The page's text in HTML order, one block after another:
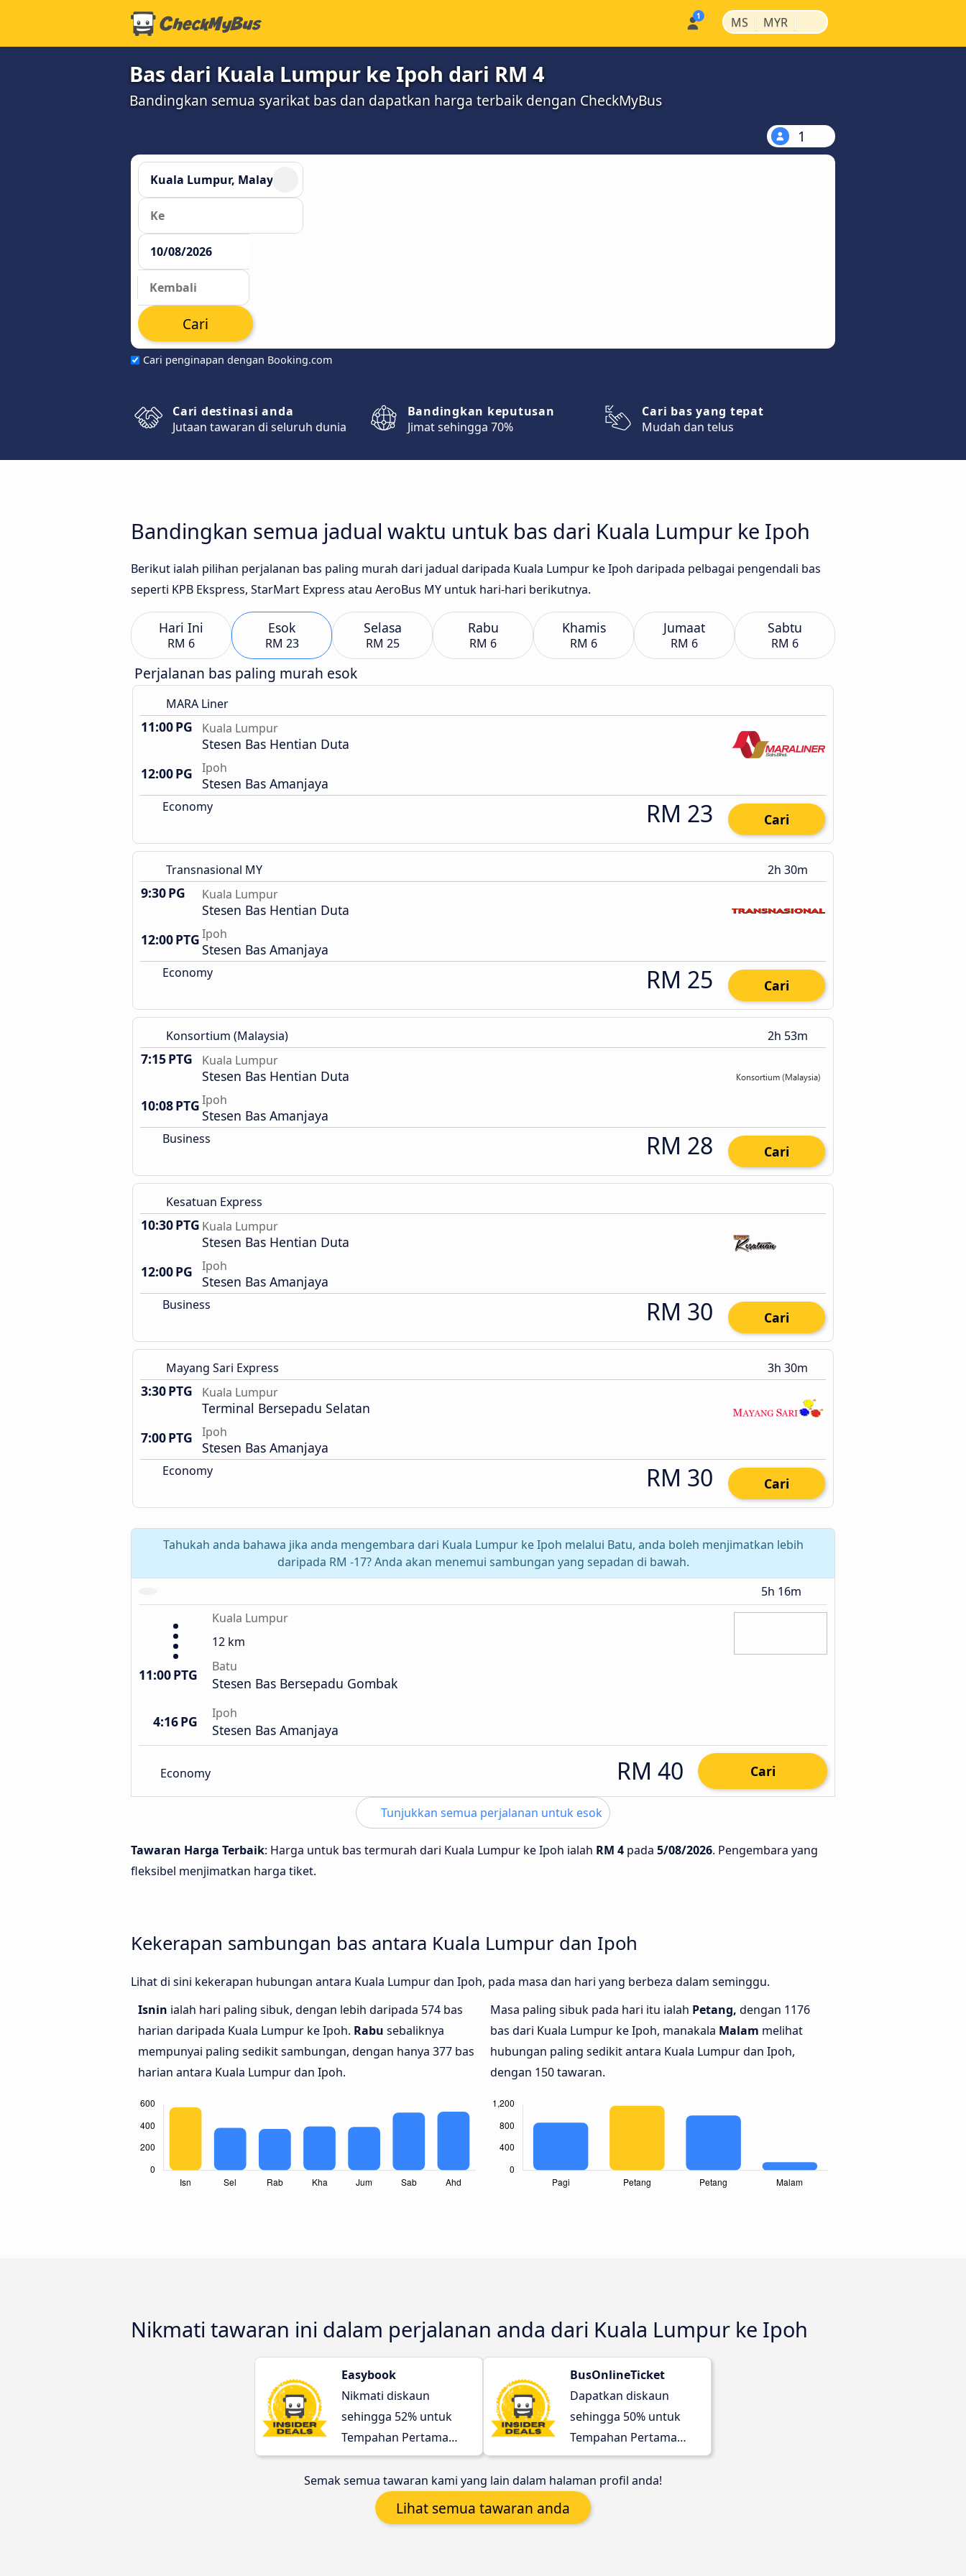
MS | MYR |
Bas dari Kuala Lumpur ke Ipoh dari RM 4
Bandingkan semua syarikat bas dan dapatkan harga terbaik dengan CheckMyBus
1
Cari penginapan dengan Booking.com
Cari
Cari destinasi anda
Jutaan tawaran di seluruh dunia
Bandingkan keputusan
Jimat sehingga 70%
Cari bas yang tepat
Mudah dan telus
Bandingkan semua jadual waktu untuk bas dari Kuala Lumpur ke Ipoh
Berikut ialah pilihan perjalanan bas paling murah dari jadual daripada Kuala Lumpur ke Ipoh daripada pelbagai pengendali bas
seperti KPB Ekspress, StarMart Express atau AeroBus MY untuk hari-hari berikutnya.
Hari Ini
RM 6
Esok
RM 23
Selasa
RM 25
Rabu
RM 6
Khamis
RM 6
Jumaat
RM 6
Sabtu
RM 6
Perjalanan bas paling murah esok
MARA Liner
11:00 PG Kuala Lumpur
Stesen Bas Hentian Duta
12:00 PG
Ipoh
Stesen Bas Amanjaya
Economy RM 23 Cari
Transnasional MY 2h 30m
9:30 PG Kuala Lumpur
Stesen Bas Hentian Duta
12:00 PTGIpoh
Stesen Bas Amanjaya
Economy RM 25 Cari
Konsortium (Malaysia) 2h 53m
7:15 PTG Kuala Lumpur
Stesen Bas Hentian Duta
10:08 PTGIpoh
Stesen Bas Amanjaya
Business RM 28 Cari
Kesatuan Express
10:30 PTG Kuala Lumpur
Stesen Bas Hentian Duta
12:00 PG
Ipoh
Stesen Bas Amanjaya
Business RM 30 Cari
Mayang Sari Express 3h 30m
3:30 PTG Kuala Lumpur
Terminal Bersepadu Selatan
7:00 PTG
Ipoh
Stesen Bas Amanjaya
Economy RM 30 Cari
Tahukah anda bahawa jika anda mengembara dari Kuala Lumpur ke Ipoh melalui Batu, anda boleh menjimatkan lebih
daripada RM -17? Anda akan menemui sambungan yang sepadan di bawah.
5h 16m
Kuala Lumpur
12 km
11:00 PTG Batu
Stesen Bas Bersepadu Gombak
4:16 PG Ipoh
Stesen Bas Amanjaya
Economy RM 40 Cari
Tunjukkan semua perjalanan untuk esok
Tawaran Harga Terbaik: Harga untuk bas termurah dari Kuala Lumpur ke Ipoh ialah RM 4 pada 5/08/2026. Pengembara yang
fleksibel menjimatkan harga tiket.
Kekerapan sambungan bas antara Kuala Lumpur dan Ipoh
Lihat di sini kekerapan hubungan antara Kuala Lumpur dan Ipoh, pada masa dan hari yang berbeza dalam seminggu.
Isnin ialah hari paling sibuk, dengan lebih daripada 574 bas
harian daripada Kuala Lumpur ke Ipoh. Rabu sebaliknya
mempunyai paling sedikit sambungan, dengan hanya 377 bas
harian antara Kuala Lumpur dan Ipoh.
Masa paling sibuk pada hari itu ialah Petang, dengan 1176
bas dari Kuala Lumpur ke Ipoh, manakala Malam melihat
hubungan paling sedikit antara Kuala Lumpur dan Ipoh,
dengan 150 tawaran.
Nikmati tawaran ini dalam perjalanan anda dari Kuala Lumpur ke Ipoh
Easybook
Nikmati diskaun
sehingga 52% untuk
Tempahan Pertama
anda!
BusOnlineTicket
Dapatkan diskaun
sehingga 50% untuk
Tempahan Pertama
anda!
Semak semua tawaran kami yang lain dalam halaman profil anda!
Lihat semua tawaran anda